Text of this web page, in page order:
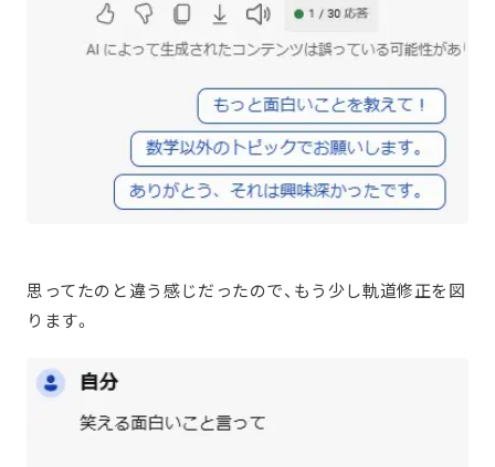
思ってたのと違う感じだったので、もう少し軌道修正を図
ります。